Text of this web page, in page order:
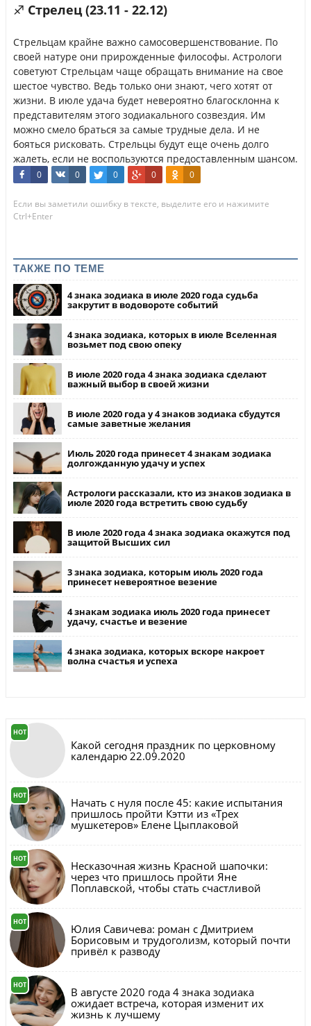
♐ Стрелец (23.11 - 22.12)
Стрельцам крайне важно самосовершенствование. По
своей натуре они прирожденные философы. Астрологи
советуют Стрельцам чаще обращать внимание на свое
шестое чувство. Ведь только они знают, чего хотят от
жизни. В июле удача будет невероятно благосклонна к
представителям этого зодиакального созвездия. Им
можно смело браться за самые трудные дела. И не
бояться рисковать. Стрельцы будут еще очень долго
жалеть, если не воспользуются предоставленным шансом.
0 0 0 0 0
Если вы заметили ошибку в тексте, выделите его и нажимите
Ctrl+Enter
ТАКЖЕ ПО ТЕМЕ
4 знака зодиака в июле 2020 года судьба
закрутит в водовороте событий
4 знака зодиака, которых в июле Вселенная
возьмет под свою опеку
В июле 2020 года 4 знака зодиака сделают
важный выбор в своей жизни
В июле 2020 года у 4 знаков зодиака сбудутся
самые заветные желания
Июль 2020 года принесет 4 знакам зодиака
долгожданную удачу и успех
Астрологи рассказали, кто из знаков зодиака в
июле 2020 года встретить свою судьбу
В июле 2020 года 4 знака зодиака окажутся под
защитой Высших сил
3 знака зодиака, которым июль 2020 года
принесет невероятное везение
4 знакам зодиака июль 2020 года принесет
удачу, счастье и везение
4 знака зодиака, которых вскоре накроет
волна счастья и успеха
HOT
Какой сегодня праздник по церковному
календарю 22.09.2020
HOT
Начать с нуля после 45: какие испытания
пришлось пройти Кэтти из «Трех
мушкетеров» Елене Цыплаковой
HOT
Несказочная жизнь Красной шапочки:
через что пришлось пройти Яне
Поплавской, чтобы стать счастливой
HOT
Юлия Савичева: роман с Дмитрием
Борисовым и трудоголизм, который почти
привёл к разводу
HOT
В августе 2020 года 4 знака зодиака
ожидает встреча, которая изменит их
жизнь к лучшему